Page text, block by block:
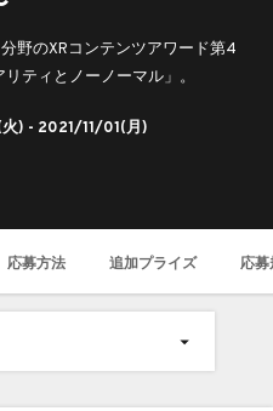
野のXRコンテンツアワード第4
ティとノーノーマル」。
) - 2021/11/01(月)
応募方法 追加プライズ 応募